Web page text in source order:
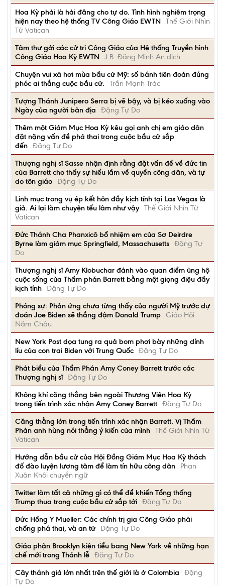
Hoa Kỳ phải là hải đăng cho tự do. Tình hình nghiêm trọng
hiện nay theo hệ thống TV Công Giáo EWTN Thế Giới Nhìn
Từ Vatican
Tâm thư gởi các cử tri Công Giáo của Hệ thống Truyền hình
Công Giáo Hoa Kỳ EWTN J.B. Đặng Minh An dịch
Chuyện vui xả hơi mùa bầu cử Mỹ: số bánh tiên đoán đúng
phóc ai thắng cuộc bầu cử.
Trần Mạnh Trác
Tượng Thánh Junipero Serra bị vẽ bậy, và bị kéo xuống vào
Ngày của người bản địa
Đặng Tự Do
Thêm một Giám Mục Hoa Kỳ kêu gọi anh chị em giáo dân
đặt nặng vấn đề phá thai trong cuộc bầu cử sắp
đến Đặng Tự Do
Thượng nghị sĩ Sasse nhận định rằng đặt vấn đề về đức tin
của Barrett cho thấy sự hiểu lầm về quyền công dân, và tự
do tôn giáo Đặng Tự Do
Linh mục trong vụ ép kết hôn đầy kịch tính tại Las Vegas là
giả. Ai lại làm chuyện tếu lâm như vậy Thế Giới Nhìn Từ
Vatican
Đức Thánh Cha Phanxicô bổ nhiệm em của Sơ Deirdre
Byrne làm giám mục Springfield, Massachusetts Đặng Tự
Do
Thượng nghị sĩ Amy Klobuchar đánh vào quan điểm ủng hộ
cuộc sống của Thẩm phán Barrett bằng một giọng điệu đầy
kịch tính Đặng Tự Do
Phóng sự: Phản ứng chưa từng thấy của người Mỹ trước dự
đoán Joe Biden sẽ thắng đậm Donald Trump Giáo Hội
Năm Châu
New York Post dọa tung ra quả bom phơi bày những dính
líu của con trai Biden với Trung Quốc Đặng Tự Do
Phát biểu của Thẩm Phán Amy Coney Barrett trước các
Thượng nghị sĩ Đặng Tự Do
Không khí căng thẳng bên ngoài Thượng Viện Hoa Kỳ
trong tiến trình xác nhận Amy Coney Barrett Đặng Tự Do
Căng thẳng lớn trong tiến trình xác nhận Barrett. Vị Thẩm
Phán anh hùng nói thẳng ý kiến của mình Thế Giới Nhìn Từ
Vatican
Hướng dẫn bầu cử của Hội Đồng Giám Mục Hoa Kỳ thách
đố đào luyện lương tâm để làm tín hữu công dân
Phạn
Xuân Khôi chuyển ngữ
Twitter làm tất cả những gì có thể để khiến Tổng thống
Trump thua trong cuộc bầu cử sắp tới Đặng Tự Do
Đức Hồng Y Mueller: Các chính trị gia Công Giáo phải
chống phá thai, và an tử Đặng Tự Do
Giáo phận Brooklyn kiện tiểu bang New York về những hạn
chế mới trong Thánh lễ Đặng Tự Do
Cây thánh giá lớn nhất trên thế giới là ở Colombia
Đặng
Tự Do